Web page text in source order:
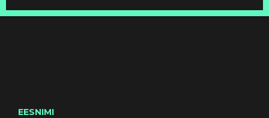
EESNIMI